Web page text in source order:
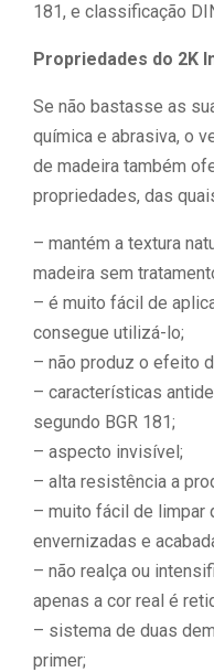
181, e classificação
Propriedades do 2K
Se não bastasse as
química e abrasiva, o
de madeira também
propriedades, das
– mantém a textura
madeira sem
– é muito fácil de
consegue utilizá-lo;
– não produz o efeito
– características
segundo BGR 181;
– aspecto invisível;
– alta resistência a
– muito fácil de limpar
envernizadas e
– não realça ou
apenas a cor real é
– sistema de duas
primer;